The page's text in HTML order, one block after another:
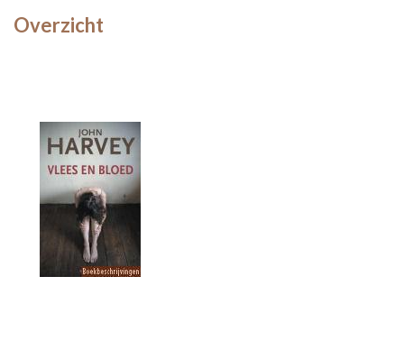
Overzicht